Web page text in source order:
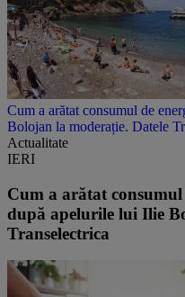
Cum a arătat consumul de
Bolojan la moderație. Datele
Actualitate
IERI
Cum a arătat
după apelurile lui Ilie
Transelectrica